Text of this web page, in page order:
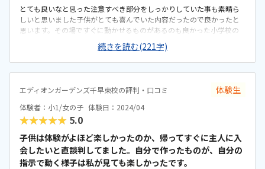
とても良いなと思った注意すべき部分をしっかりしていた事も素晴ら
しいと思いました子供がとても喜んでいた内容だったので良かったと
思います。その場ですぐに動かせるものがあるのも良かった小学校の
近くにエディオン自体があり、1人でも行ける距離なので問題は無いな
と感じた。先生が複数人いたのできめ細かくサポートしてくれていた
のでとても良いなと感じた。オンラインに比べると価格は上がるとは
思いますが教室のメリットも十分にあるなと感じたので特にそれ以外
続きを読む(221字)
エディオンガーデンズ千早東校の評判・口コミ 体験生
体験者：小1/女の子 体験日：2024/04
★★★★★ 5.0
子供は体験がよほど楽しかったのか、帰ってすぐに主人に入
会したいと直談判してました。自分で作ったものが、自分の
指示で動く様子は私が見ても楽しかったです。